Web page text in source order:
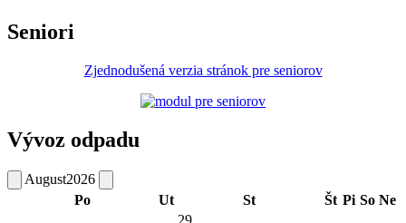
Seniori
Zjednodušená verzia stránok pre seniorov
Vývoz odpadu
August2026
Po
Ut St Št Pi So Ne
29